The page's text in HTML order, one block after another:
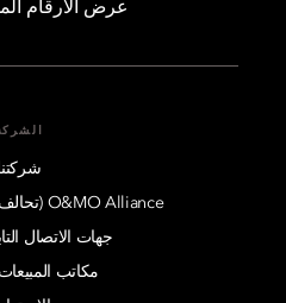
عرض الأرقام
O&MO Alliance (تحالف ماندارين وأوبروي)
جهات الاتصال
مكاتب المبيعات